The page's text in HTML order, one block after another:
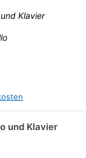
Klavier
und Klavier